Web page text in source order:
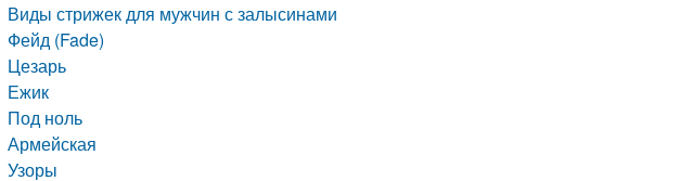
Виды стрижек для мужчин с залысинами
Фейд (Fade)
Цезарь
Ежик
Под ноль
Армейская
Узоры